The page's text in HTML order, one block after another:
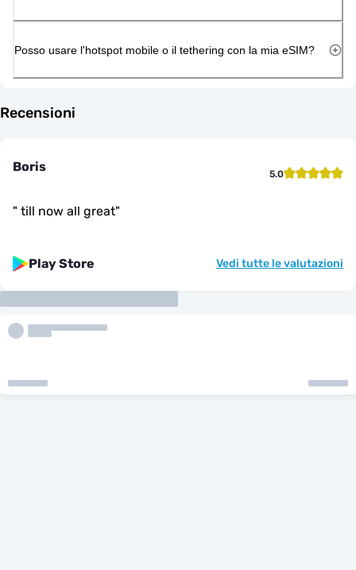
Posso usare l'hotspot mobile o il tethering con la mia eSIM?
Recensioni
Boris 5.0
" till now all great"
Play Store Vedi tutte le valutazioni